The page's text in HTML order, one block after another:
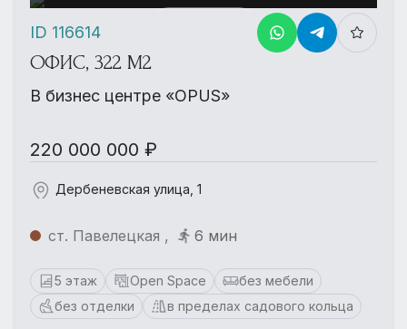
ОФИС, 322 М2
В бизнес центре «OPUS»
220 000 000 ₽
Дербеневская улица, 1
ст. Павелецкая , 6 мин
5 этаж Open Space
без мебели
без отделки
в пределах садового кольца
ID 116614